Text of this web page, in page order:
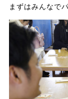
まずはみんなで